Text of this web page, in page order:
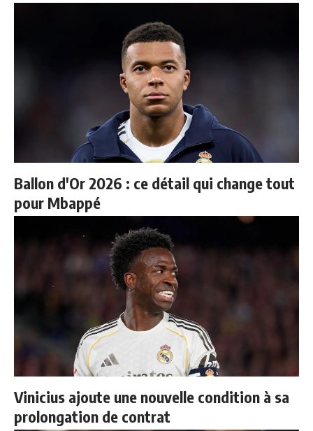
Ballon d'Or 2026 : ce détail qui change tout
pour Mbappé
Vinicius ajoute une nouvelle condition à sa
prolongation de contrat